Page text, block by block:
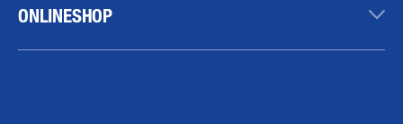
ONLINESHOP